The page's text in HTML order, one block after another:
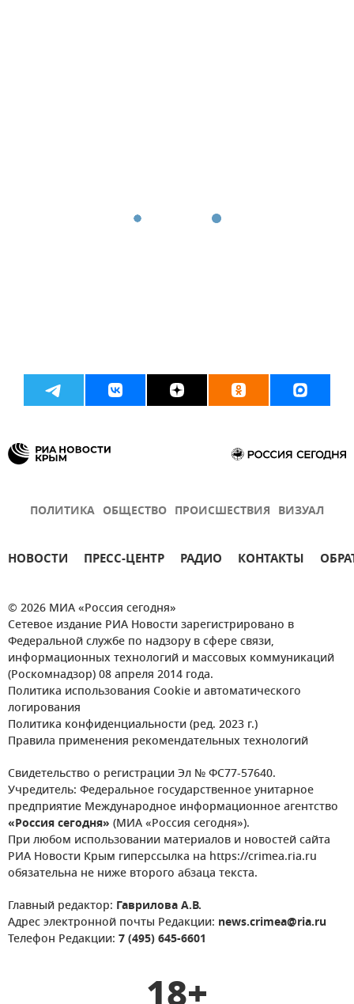
ПОЛИТИКА ОБЩЕСТВО ПРОИСШЕСТВИЯ ВИЗУАЛ
НОВОСТИ ПРЕСС-ЦЕНТР РАДИО КОНТАКТЫ
© 2026 МИА «Россия сегодня»
Сетевое издание РИА Новости зарегистрировано в
Федеральной службе по надзору в сфере связи,
информационных технологий и массовых коммуникаций
(Роскомнадзор) 08 апреля 2014 года.
Политика использования Cookie и автоматического
логирования
Политика конфиденциальности (ред. 2023 г.)
Правила применения рекомендательных технологий
Свидетельство о регистрации Эл № ФС77-57640.
Учредитель: Федеральное государственное унитарное
предприятие Международное информационное агентство
«Россия сегодня» (МИА «Россия сегодня»).
При любом использовании материалов и новостей сайта
РИА Новости Крым гиперссылка на https://crimea.ria.ru
обязательна не ниже второго абзаца текста.
Главный редактор: Гаврилова А.В.
Адрес электронной почты Редакции: news.crimea@ria.ru
Телефон Редакции: 7 (495) 645-6601